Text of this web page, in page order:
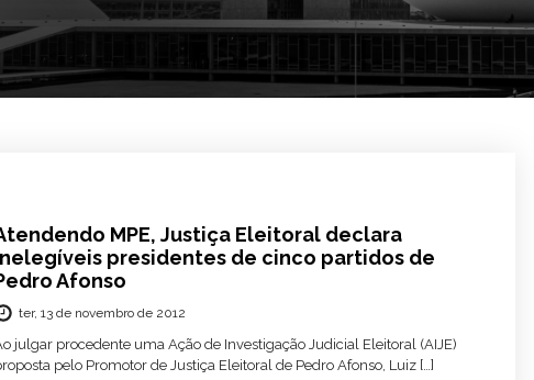
MPE, Justiça Eleitoral declara
presidentes de cinco partidos de
Afonso
ter, 13 de novembro de 2012
julgar procedente uma Ação de Investigação Judicial Eleitoral (AIJE)
pelo Promotor de Justiça Eleitoral de Pedro Afonso, Luiz […]